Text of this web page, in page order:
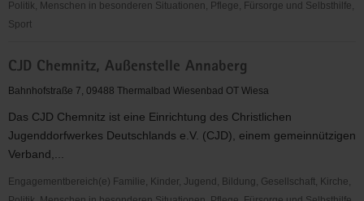
Politik, Menschen in besonderen Situationen, Pflege, Fürsorge und Selbsthilfe,
Sport
Körperbehindertenverein
Annaberg
V.
CJD Chemnitz, Außenstelle Annaberg
Bahnhofstraße 7, 09488 Thermalbad Wiesenbad OT Wiesa
Das CJD Chemnitz ist eine Einrichtung des Christlichen
Jugenddorfwerkes Deutschlands e.V. (CJD), einem gemeinnützigen
Verband,...
Engagementbereich(e) Familie, Kinder, Jugend, Bildung, Gesellschaft, Kirche,